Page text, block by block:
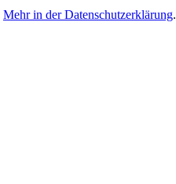
Mehr in der Datenschutzerklärung.